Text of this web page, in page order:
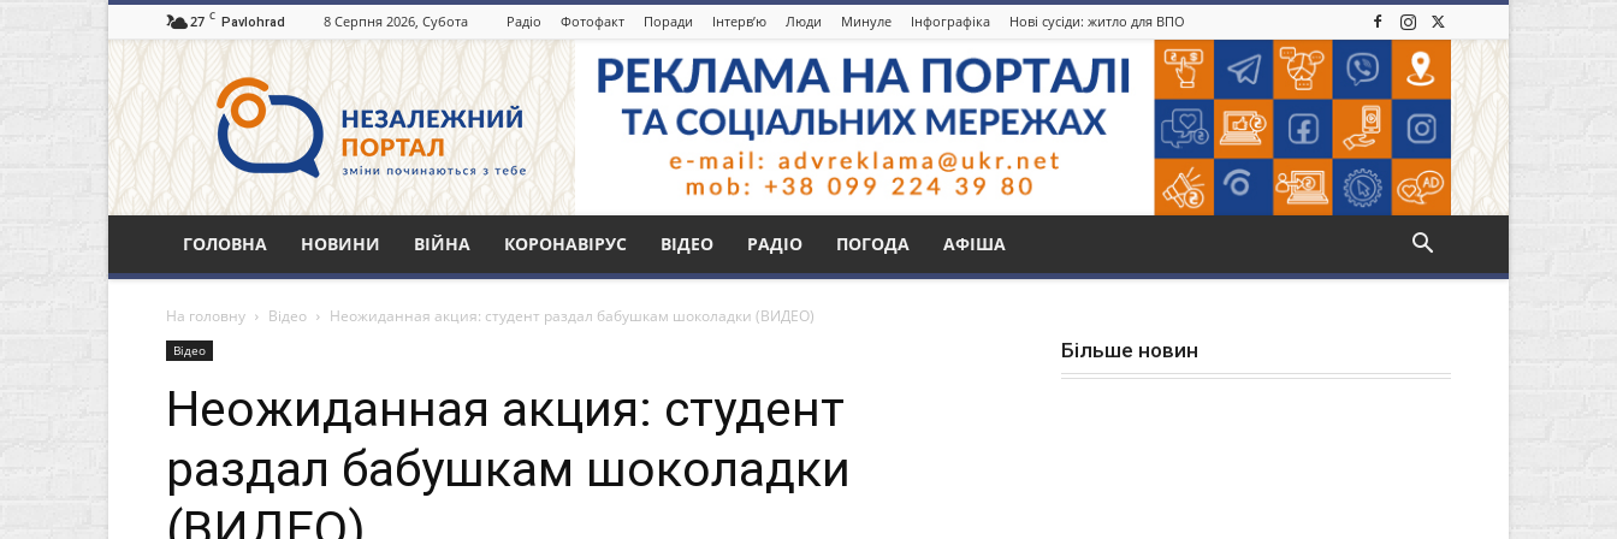
27 C Pavlohrad 8 Серпня 2026, Субота Радіо Фотофакт Поради Інтерв’ю Люди Минуле Інфографіка Нові сусіди: житло для ВПО
Незалежний
портал
Павлоград.dp.ua
ГОЛОВНА НОВИНИ ВІЙНА КОРОНАВІРУС ВІДЕО РАДІО ПОГОДА АФІША
На головну Відео Неожиданная акция: студент раздал бабушкам шоколадки (ВИДЕО)
Відео
Неожиданная акция: студент
раздал бабушкам шоколадки
Більше новин